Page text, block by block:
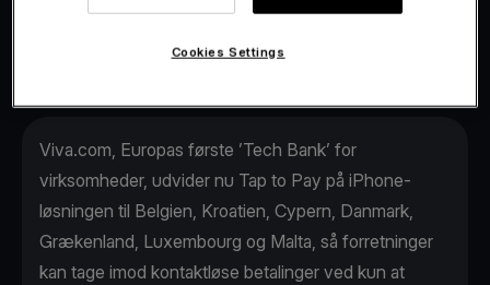
Terminal-app.
Viva.com, Europas første ’Tech Bank’ for
virksomheder, udvider nu Tap to Pay på iPhone-
løsningen til Belgien, Kroatien, Cypern, Danmark,
Grækenland, Luxembourg og Malta, så forretninger
kan tage imod kontaktløse betalinger ved kun at
Cookies Settings